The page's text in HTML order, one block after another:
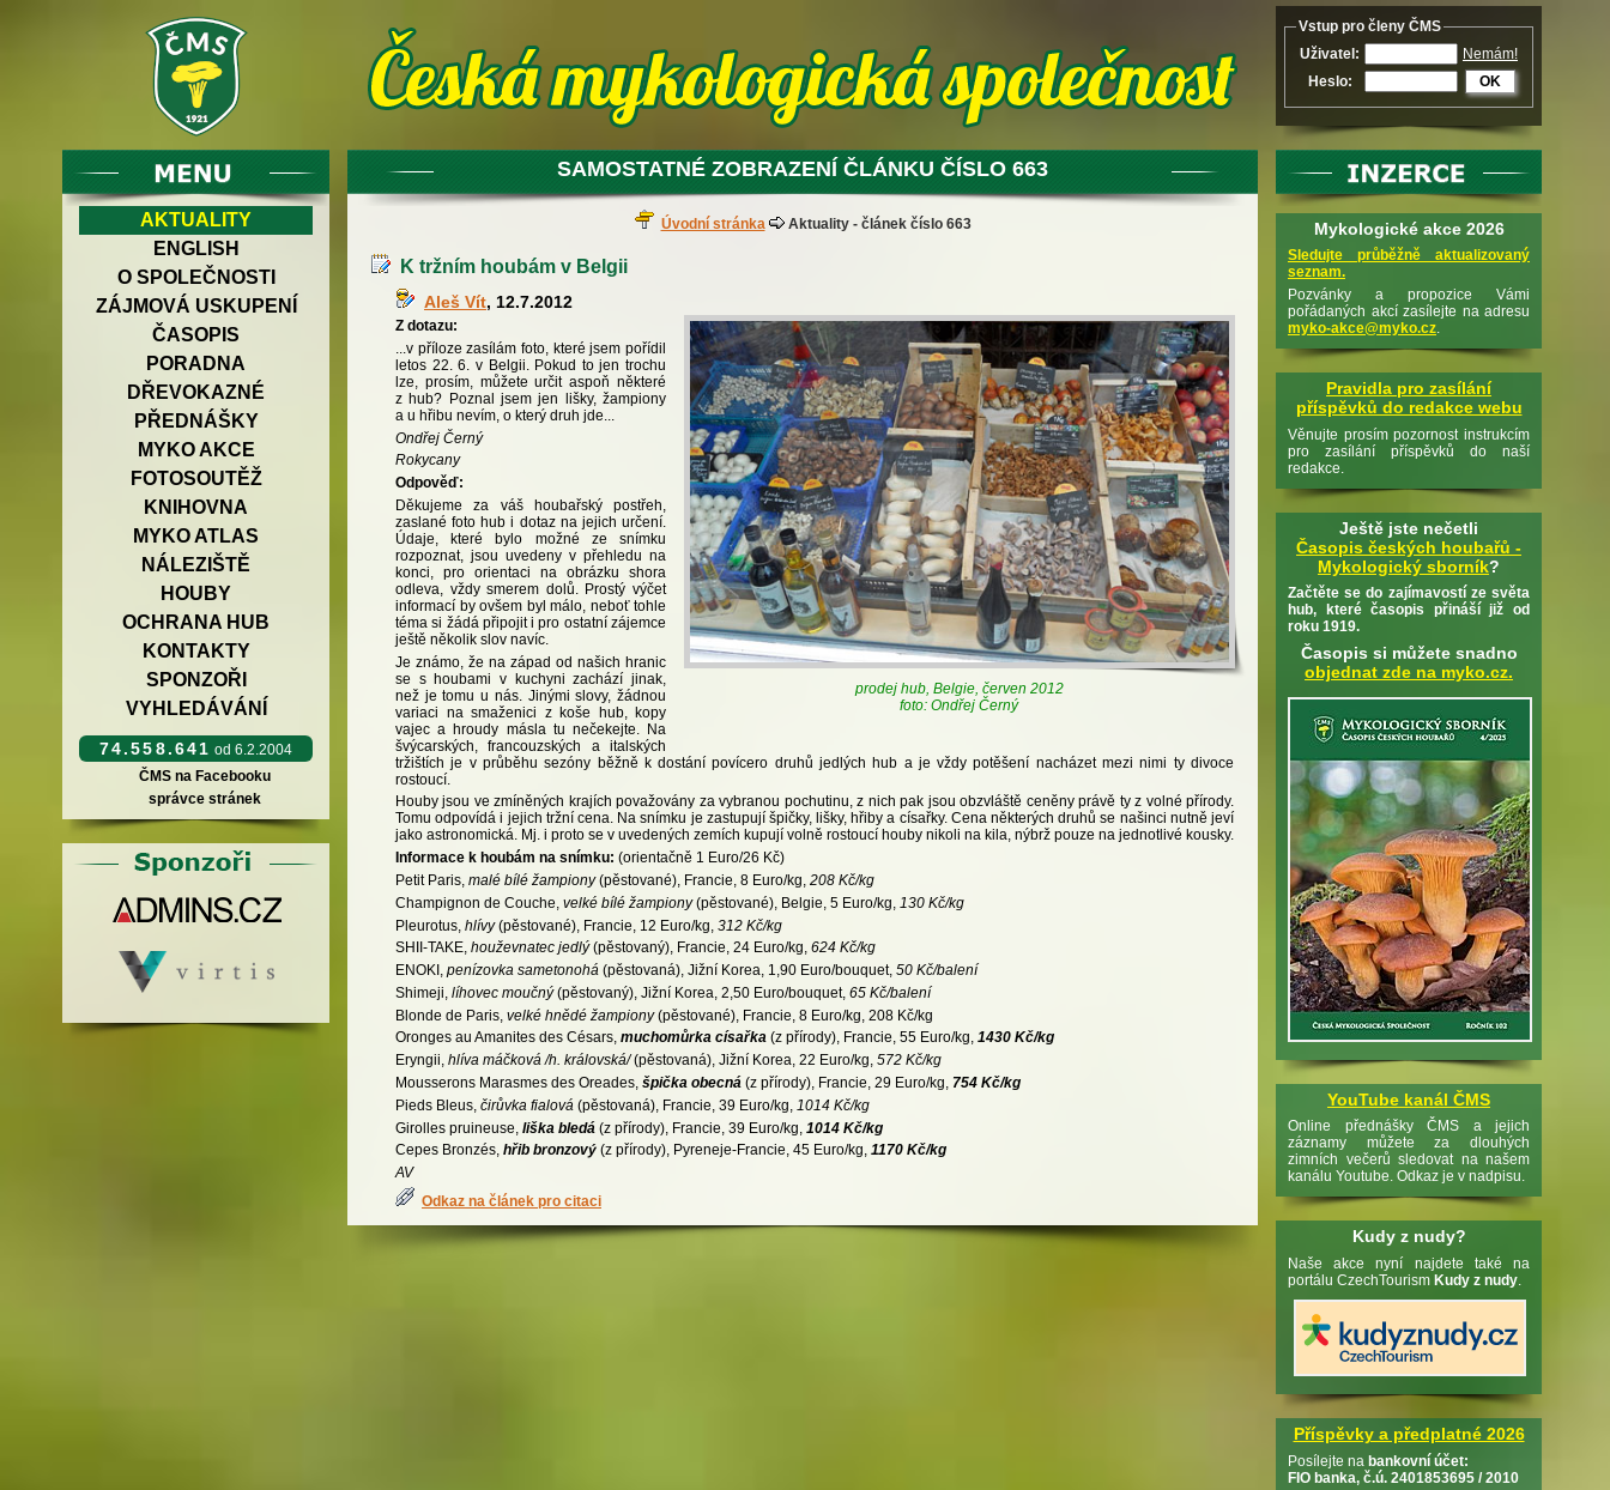
AKTUALITY
ENGLISH
O SPOLEČNOSTI
ZÁJMOVÁ USKUPENÍ
ČASOPIS
PORADNA
DŘEVOKAZNÉ
PŘEDNÁŠKY
MYKO AKCE
FOTOSOUTĚŽ
KNIHOVNA
MYKO ATLAS
NÁLEZIŠTĚ
HOUBY
OCHRANA HUB
KONTAKTY
SPONZOŘI
VYHLEDÁVÁNÍ
74.558.641 od 6.2.2004
ČMS na Facebooku
správce stránek
SAMOSTATNÉ ZOBRAZENÍ ČLÁNKU ČÍSLO 663
Úvodní stránka Aktuality - článek číslo 663
K tržním houbám v Belgii
Aleš Vít, 12.7.2012
prodej hub, Belgie, červen 2012
foto: Ondřej Černý
Z dotazu:
...v příloze zasílám foto, které jsem pořídil
letos 22. 6. v Belgii. Pokud to jen trochu
lze, prosím, můžete určit aspoň některé
z hub? Poznal jsem jen lišky, žampiony
a u hřibu nevím, o který druh jde...
Ondřej Černý
Rokycany
Odpověď:
Děkujeme za váš houbařský postřeh,
zaslané foto hub i dotaz na jejich určení.
Údaje, které bylo možné ze snímku
rozpoznat, jsou uvedeny v přehledu na
konci, pro orientaci na obrázku shora
odleva, vždy smerem dolů. Prostý výčet
informací by ovšem byl málo, neboť tohle
téma si žádá připojit i pro ostatní zájemce
ještě několik slov navíc.
Je známo, že na západ od našich hranic
se s houbami v kuchyni zachází jinak,
než je tomu u nás. Jinými slovy, žádnou
variaci na smaženici z koše hub, kopy
vajec a hroudy másla tu nečekejte. Na
švýcarských, francouzských a italských
tržištích je v průběhu sezóny běžně k dostání povícero druhů jedlých hub a je vždy potěšení nacházet mezi nimi ty divoce
rostoucí.
Houby jsou ve zmíněných krajích považovány za vybranou pochutinu, z nich pak jsou obzvláště ceněny právě ty z volné přírody.
Tomu odpovídá i jejich tržní cena. Na snímku je zastupují špičky, lišky, hřiby a císařky. Cena některých druhů se našinci nutně jeví
jako astronomická. Mj. i proto se v uvedených zemích kupují volně rostoucí houby nikoli na kila, nýbrž pouze na jednotlivé kousky.
Informace k houbám na snímku: (orientačně 1 Euro/26 Kč)
Petit Paris, malé bílé žampiony(pěstované), Francie, 8 Euro/kg, 208 Kč/kg
Champignon de Couche, velké bílé žampiony(pěstované), Belgie, 5 Euro/kg, 130 Kč/kg
Pleurotus, hlívy(pěstované), Francie, 12 Euro/kg, 312 Kč/kg
SHII-TAKE, houževnatec jedlý(pěstovaný), Francie, 24 Euro/kg, 624 Kč/kg
ENOKI, penízovka sametonohá (pěstovaná), Jižní Korea, 1,90 Euro/bouquet, 50 Kč/balení
Shimeji, líhovec moučný(pěstovaný), Jižní Korea, 2,50 Euro/bouquet, 65 Kč/balení
Blonde de Paris, velké hnědé žampiony(pěstované), Francie, 8 Euro/kg, 208 Kč/kg
Oronges au Amanites des Césars, muchomůrka císařka (z přírody), Francie, 55 Euro/kg, 1430 Kč/kg
Eryngii, hlíva máčková /h. královská/(pěstovaná), Jižní Korea, 22 Euro/kg, 572 Kč/kg
Mousserons Marasmes des Oreades, špička obecná (z přírody), Francie, 29 Euro/kg, 754 Kč/kg
Pieds Bleus, čirůvka fialová (pěstovaná), Francie, 39 Euro/kg, 1014 Kč/kg
Girolles pruineuse, liška bledá (z přírody), Francie, 39 Euro/kg, 1014 Kč/kg
Cepes Bronzés, hřib bronzový (z přírody), Pyreneje-Francie, 45 Euro/kg, 1170 Kč/kg
AV
Odkaz na článek pro citaci
Vstup pro členy ČMS
Uživatel:
Nemám!
Heslo:
OK
Mykologické akce 2026
Sledujte průběžně aktualizovaný
seznam.
Pozvánky a propozice Vámi
pořádaných akcí zasílejte na adresu
myko-akce@myko.cz.
Pravidla pro zasílání
příspěvků do redakce webu
Věnujte prosím pozornost instrukcím
pro zasílání příspěvků do naší
redakce.
Ještě jste nečetli
Časopis českých houbařů -
Mykologický sborník?
Začtěte se do zajímavostí ze světa
hub, které časopis přináší již od
roku 1919.
Časopis si můžete snadno
objednat zde na myko.cz.
YouTube kanál ČMS
Online přednášky ČMS a jejich
záznamy můžete za dlouhých
zimních večerů sledovat na našem
kanálu Youtube. Odkaz je v nadpisu.
Kudy z nudy?
Naše akce nyní najdete také na
portálu CzechTourism Kudy z nudy
Příspěvky a předplatné 2026
Posílejte na bankovní účet:
FIO banka, č.ú. 2401853695 / 2010